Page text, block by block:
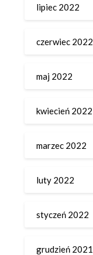
lipiec 2022
czerwiec 2022
maj 2022
kwiecień 2022
marzec 2022
luty 2022
styczeń 2022
grudzień 2021